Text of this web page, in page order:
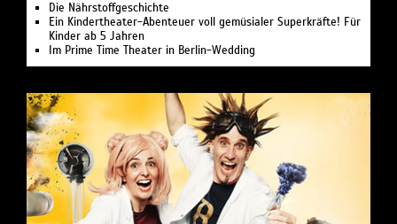
Die Nährstoffgeschichte
Ein Kindertheater-Abenteuer voll gemüsialer Superkräfte! Für
Kinder ab 5 Jahren
Im Prime Time Theater in Berlin-Wedding